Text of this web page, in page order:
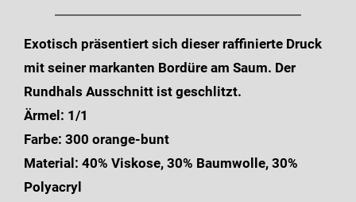
Exotisch präsentiert sich dieser raffinierte Druck
mit seiner markanten Bordüre am Saum. Der
Rundhals Ausschnitt ist geschlitzt.
Ärmel: 1/1
Farbe: 300 orange-bunt
Material: 40% Viskose, 30% Baumwolle, 30%
Polyacryl